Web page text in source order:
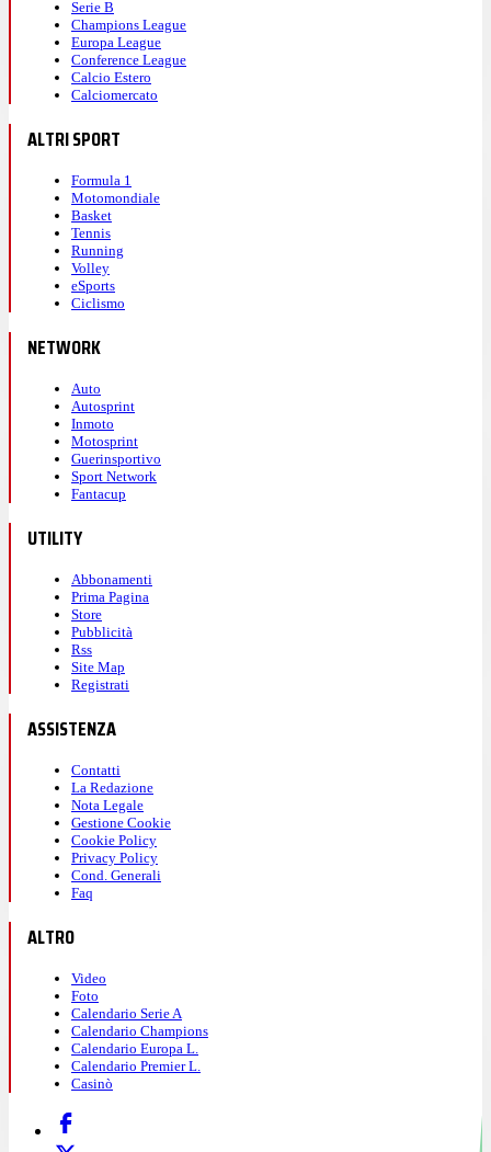
Serie B
Champions League
Europa League
Conference League
Calcio Estero
Calciomercato
ALTRI SPORT
Formula 1
Motomondiale
Basket
Tennis
Running
Volley
eSports
Ciclismo
NETWORK
Auto
Autosprint
Inmoto
Motosprint
Guerinsportivo
Sport Network
Fantacup
UTILITY
Abbonamenti
Prima Pagina
Store
Pubblicità
Rss
Site Map
Registrati
ASSISTENZA
Contatti
La Redazione
Nota Legale
Gestione Cookie
Cookie Policy
Privacy Policy
Cond. Generali
Faq
ALTRO
Video
Foto
Calendario Serie A
Calendario Champions
Calendario Europa L.
Calendario Premier L.
Casinò